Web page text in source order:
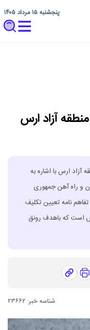
پنجشنبه ۱۵ مرداد ۱۴۰۵
آزاد ارس
آزاد ارس با اشاره به
و راه آهن جمهوری
نامه تعیین تکلیف
است که باهدف رونق
شناسه خبر: ۲۳۶۶۲